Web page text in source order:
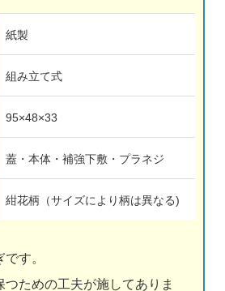
紙製
組み立て式
95×48×33
蓋・本体・補強下敷・プラネジ
紺花柄（サイズにより柄は異なる)
す。
ための工夫が施してありま